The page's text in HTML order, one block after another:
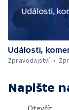
Události,
Zpravodajství
Napište